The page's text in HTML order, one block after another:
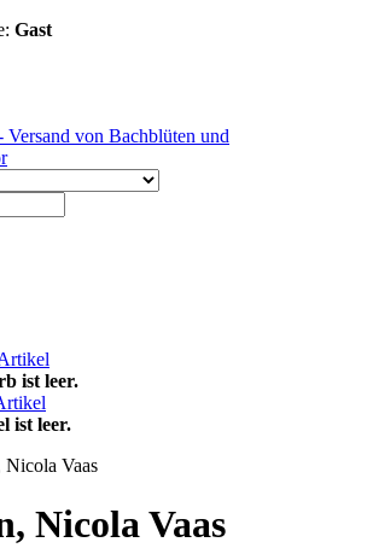
Gast
ist leer.
ist leer.
Nicola Vaas
Nicola Vaas